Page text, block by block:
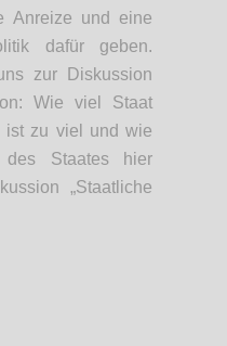
Anreize und eine
dafür geben.
zur
Diskussion
Wie viel Staat
ist zu viel und wie
Staates hier
„Staatliche